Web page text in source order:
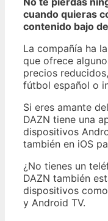
cuando quieras
contenido bajo
La compañía ha
que ofrece
precios
fútbol español o
Si eres amante
DAZN tiene una
dispositivos
también en iOS
¿No tienes un
DAZN también
dispositivos
y Android TV.